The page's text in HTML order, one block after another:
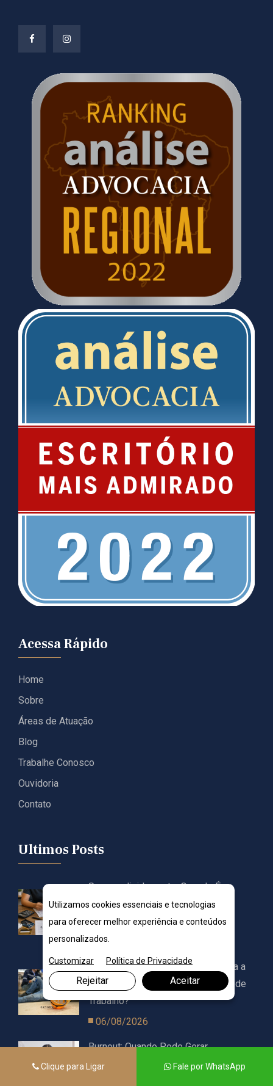
Acessa Rápido
Home
Sobre
Áreas de Atuação
Blog
Trabalhe Conosco
Ouvidoria
Contato
Ultimos Posts
Superendividamento: Quando É
Possível Renegociar Todas as
Dívidas?
06/08/2026
CAT: Quando a Empresa É Obrigada a
Emitir a Comunicação de Acidente de
Trabalho?
06/08/2026
Burnout: Quando Pode Gerar
Afastamento ou Indenização?
Clique para Ligar Fale por WhatsApp
Utilizamos cookies essenciais e tecnologias
para oferecer melhor experiência e conteúdos
personalizados.
Customizar Política de Privacidade
Rejeitar Aceitar